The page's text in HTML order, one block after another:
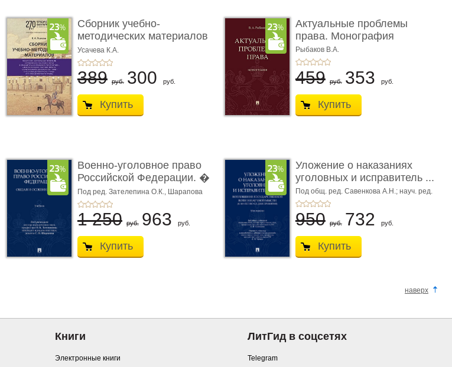
Сборник учебно-
методических материалов
по кур ...
Усачева К.А.
389 руб. 300 руб.
Купить
Актуальные проблемы
права. Монография
Рыбаков В.А.
459 руб. 353 руб.
Купить
Военно-уголовное право
Российской Федерации. �
...
Под ред. Зателепина О.К., Шарапова
С.Н.
1 250 руб. 963 руб.
Купить
Уложение о наказаниях
уголовных и исправитель ...
Под общ. ред. Савенкова А.Н.; науч. ред.
и рук. авт. кол. Чучаев А.И.
950 руб. 732 руб.
Купить
наверх
Книги
Электронные книги
ЛитГид в соцсетях
Telegram